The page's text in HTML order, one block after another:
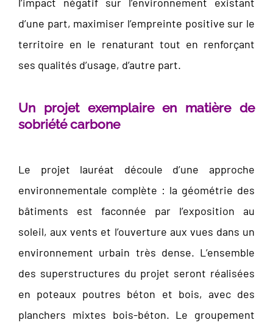
d’une part, maximiser l’empreinte positive sur le
territoire en le renaturant tout en renforçant
ses qualités d’usage, d’autre part.
Un projet exemplaire en matière de
sobriété carbone
Le projet lauréat découle d’une approche
environnementale complète : la géométrie des
bâtiments est faconnée par l’exposition au
soleil, aux vents et l’ouverture aux vues dans un
environnement urbain très dense. L’ensemble
des superstructures du projet seront réalisées
en poteaux poutres béton et bois, avec des
planchers mixtes bois-béton. Le groupement